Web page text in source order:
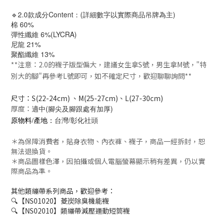
🔹2.0款成分Content：(詳細數字以實際商品吊牌為主)
棉 60%
彈性纖維 6%(LYCRA)
尼龍 21%
聚酯纖維 13%
**注意：2.0的襪子版型偏大，建議女生拿S號，男生拿M號，"特
別大的腳"再參考L號即可，如不確定尺寸，歡迎聊聊詢問**
尺寸：S(22-24cm) 、M(25-27cm)、L(27-30cm)
厚度： 適中(腳尖及腳跟處有加厚)
原物料/產地： 台灣/彰化社頭
＊為保障消費者，貼身衣物、內衣褲、襪子，商品一經拆封，恕
無法退換貨。
＊商品圖樣色澤，因拍攝或個人電腦螢幕顯示稍有差異，仍以實
際商品為準。
其他類繃帶系列商品，歡迎參考：
🔍【NS01020】菱炭除臭機能襪
🔍【NS02010】類繃帶減壓運動短筒襪